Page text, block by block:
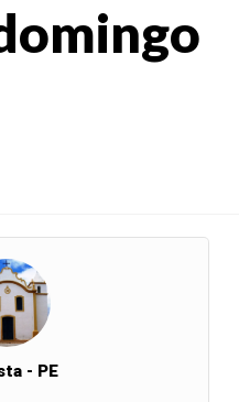
- PE